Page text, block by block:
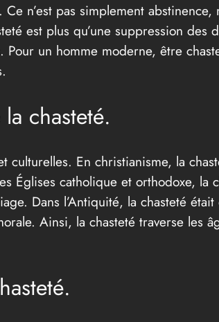
n’est pas simplement abstinence,
est plus qu’une suppression des
un homme moderne, être
chasteté.
En christianisme, la
catholique et orthodoxe, la
Dans l’Antiquité, la chasteté était
Ainsi, la chasteté traverse les